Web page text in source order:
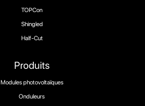
Produits
Modules photovoltaïques
Onduleurs
TOPCon
Shingled
Half-Cut